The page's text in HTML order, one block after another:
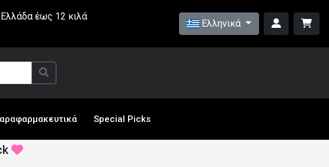
έως 12 κιλά
Ελληνικά
Special Picks